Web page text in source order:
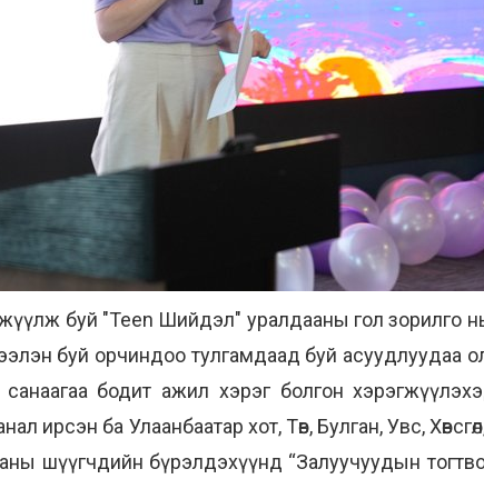
буй "Teen Шийдэл" уралдааны гол зорилго нь
буй орчиндоо тулгамдаад буй асуудлуудаа
бодит ажил хэрэг болгон
ирсэн ба Улаанбаатар хот, Төв, Булган, Увс,
шүүгчдийн бүрэлдэхүүнд “Залуучуудын